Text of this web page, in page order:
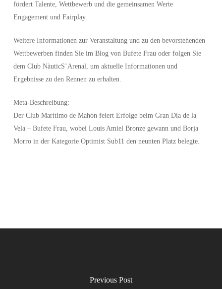
fördert Talente, Wettbewerb und die gemeinsamen Werte
Engagement und Fairplay.
Weitere Informationen zur Veranstaltung und zu den bevorstehenden
Wettbewerben finden Sie im Blog von Bufete Frau oder folgen Sie
dem Club NàuticS’Arenal, um aktuelle Informationen und
Ergebnisse zu den Rennen zu erhalten.
Meta-Beschreibung:
Der Club Marítimo de Mahón feiert Erfolge beim Gran Día de la
Vela – Bufete Frau, wobei Louis Amiel Bronze gewann und Borja
Morro in der Kategorie Optimist Sub11 den neunten Platz belegte.
Previous Post